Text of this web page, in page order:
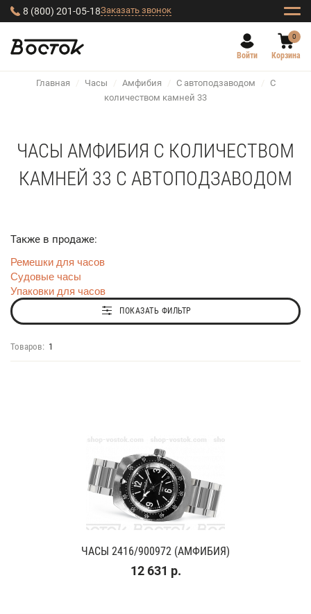
8 (800) 201-05-18Заказать звонок
Войти
0
Корзина
Главная / Часы / Амфибия / С автоподзаводом / С
количеством камней 33
ЧАСЫ АМФИБИЯ С КОЛИЧЕСТВОМ
КАМНЕЙ 33 С АВТОПОДЗАВОДОМ
Также в продаже:
Ремешки для часов
Судовые часы
Упаковки для часов
ПОКАЗАТЬ ФИЛЬТР
Товаров: 1
ЧАСЫ 2416/900972 (АМФИБИЯ)
12 631 р.